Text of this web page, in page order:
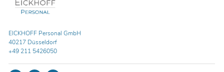
EICKHOFF Personal GmbH
40217 Düsseldorf
+49 211 5426050